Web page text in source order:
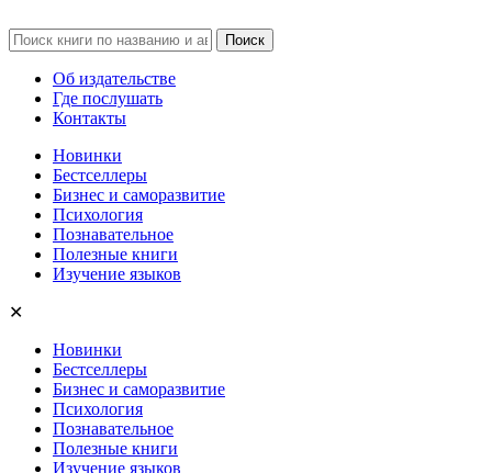
Об издательстве
Где послушать
Контакты
Новинки
Бестселлеры
Бизнес и саморазвитие
Психология
Познавательное
Полезные книги
Изучение языков
✕
Новинки
Бестселлеры
Бизнес и саморазвитие
Психология
Познавательное
Полезные книги
Изучение языков